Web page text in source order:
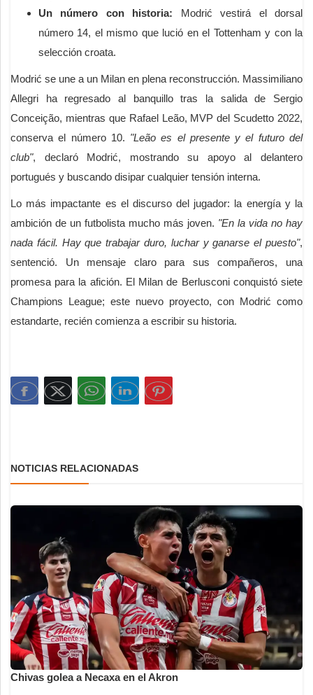
Un número con historia: Modrić vestirá el dorsal
número 14, el mismo que lució en el Tottenham y con la
selección croata.
Modrić se une a un Milan en plena reconstrucción. Massimiliano
Allegri ha regresado al banquillo tras la salida de Sergio
Conceição, mientras que Rafael Leão, MVP del Scudetto 2022,
conserva el número 10. "Leão es el presente y el futuro del
club", declaró Modrić, mostrando su apoyo al delantero
portugués y buscando disipar cualquier tensión interna.
Lo más impactante es el discurso del jugador: la energía y la
ambición de un futbolista mucho más joven. "En la vida no hay
nada fácil. Hay que trabajar duro, luchar y ganarse el puesto",
sentenció. Un mensaje claro para sus compañeros, una
promesa para la afición. El Milan de Berlusconi conquistó siete
Champions League; este nuevo proyecto, con Modrić como
estandarte, recién comienza a escribir su historia.
NOTICIAS RELACIONADAS
Chivas golea a Necaxa en el Akron